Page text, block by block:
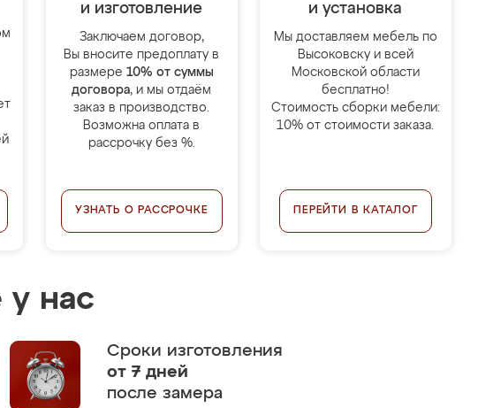
и изготовление
Заключаем договор,
Вы вносите предоплату в
размере 10% от суммы
договора, и мы отдаём
заказ в производство.
Возможна оплата в
рассрочку без %.
УЗНАТЬ О РАССРОЧКЕ
и установка
Мы доставляем мебель по
Высоковску и всей
Московской области
бесплатно!
Стоимость сборки мебели:
10% от стоимости заказа.
ПЕРЕЙТИ В КАТАЛОГ
у нас
Сроки изготовления
от 7 дней
после замера